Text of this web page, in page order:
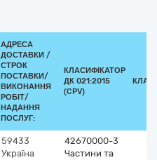
АДРЕСА
ДОСТАВКИ /
СТРОК
ПОСТАВКИ/
ВИКОНАННЯ
РОБІТ/
НАДАННЯ
ПОСЛУГ:
КЛАСИФІКАТОР
ДК 021:2015
(CPV)
59433
Україна
42670000-3
Частини та